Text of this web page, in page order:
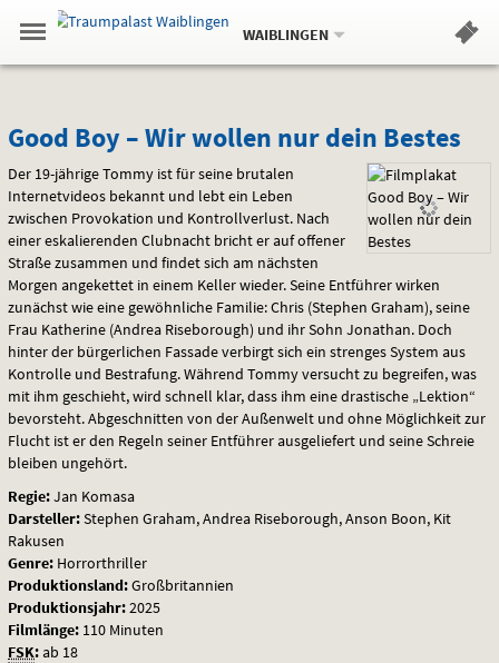
Springe
zum
,zum
.
Navigation
Gehe
zur
Standortauswahl
Standort:
WAIBLINGEN.
Hinweis
Good
Boy
–
Wir
wollen
nur
dein
Bestes
Good Boy – Wir wollen nur dein Bestes
Der 19-jährige Tommy ist für seine brutalen
Internetvideos bekannt und lebt ein Leben
zwischen Provokation und Kontrollverlust. Nach
einer eskalierenden Clubnacht bricht er auf offener
Straße zusammen und findet sich am nächsten
Morgen angekettet in einem Keller wieder. Seine Entführer wirken
zunächst wie eine gewöhnliche Familie: Chris (Stephen Graham), seine
Frau Katherine (Andrea Riseborough) und ihr Sohn Jonathan. Doch
hinter der bürgerlichen Fassade verbirgt sich ein strenges System aus
Kontrolle und Bestrafung. Während Tommy versucht zu begreifen, was
mit ihm geschieht, wird schnell klar, dass ihm eine drastische „Lektion“
bevorsteht. Abgeschnitten von der Außenwelt und ohne Möglichkeit zur
Flucht ist er den Regeln seiner Entführer ausgeliefert und seine Schreie
bleiben ungehört.
Regie:Jan Komasa
Darsteller:Stephen Graham, Andrea Riseborough, Anson Boon, Kit
Rakusen
Genre: Horrorthriller
Produktionsland:Großbritannien
Produktionsjahr:2025
Filmlänge: 110 Minuten
FSK:ab 18